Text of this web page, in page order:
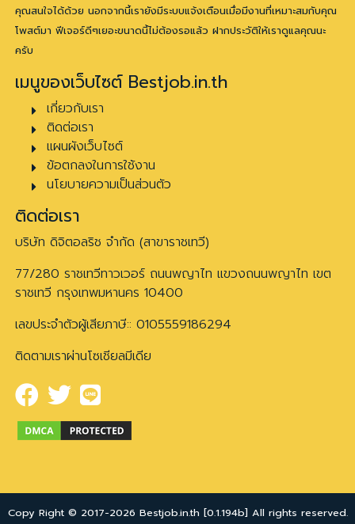
คุณสนใจได้ด้วย นอกจากนี้เรายังมีระบบแจ้งเตือนเมื่อมีงานที่เหมาะสมกับคุณ
โพสต์มา ฟีเจอร์ดีๆเยอะขนาดนี้ไม่ต้องรอแล้ว ฝากประวัติให้เราดูแลคุณนะ
ครับ
เมนูของเว็บไซต์ Bestjob.in.th
เกี่ยวกับเรา
ติดต่อเรา
แผนผังเว็บไซต์
ข้อตกลงในการใช้งาน
นโยบายความเป็นส่วนตัว
ติดต่อเรา
บริษัท ดิจิตอลริช จำกัด (สาขาราชเทวี)
77/280 ราชเทวีทาวเวอร์ ถนนพญาไท แขวงถนนพญาไท เขต
ราชเทวี กรุงเทพมหานคร 10400
เลขประจำตัวผู้เสียภาษี:: 0105559186294
ติดตามเราผ่านโซเชียลมีเดีย
Copy Right © 2017-2026 Bestjob.in.th [0.1.194b] All rights reserved.